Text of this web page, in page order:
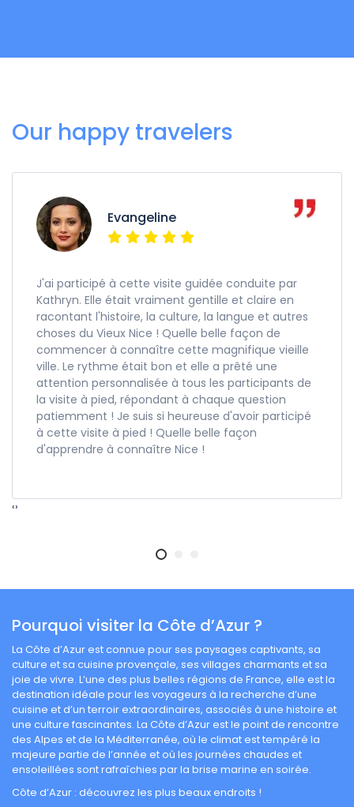
Our happy travelers
Evangeline
J'ai participé à cette visite guidée conduite par
Kathryn. Elle était vraiment gentille et claire en
racontant l'histoire, la culture, la langue et autres
choses du Vieux Nice ! Quelle belle façon de
commencer à connaître cette magnifique vieille
ville. Le rythme était bon et elle a prêté une
attention personnalisée à tous les participants de
la visite à pied, répondant à chaque question
patiemment ! Je suis si heureuse d'avoir participé
à cette visite à pied ! Quelle belle façon
d'apprendre à connaître Nice !
‹›
Pourquoi visiter la Côte d’Azur ?
La Côte d’Azur est connue pour ses paysages captivants, sa
culture et sa cuisine provençale, ses villages charmants et sa
joie de vivre. L’une des plus belles régions de France, elle est la
destination idéale pour les voyageurs à la recherche d’une
cuisine et d’un terroir extraordinaires, associés à une histoire et
une culture fascinantes. La Côte d’Azur est le point de rencontre
des Alpes et de la Méditerranée, où le climat est tempéré la
majeure partie de l’année et où les journées chaudes et
ensoleillées sont rafraîchies par la brise marine en soirée.
Côte d’Azur : découvrez les plus beaux endroits !